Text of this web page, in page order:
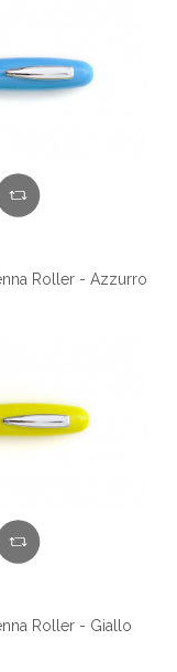
Roller - Azzurro
Roller - Giallo